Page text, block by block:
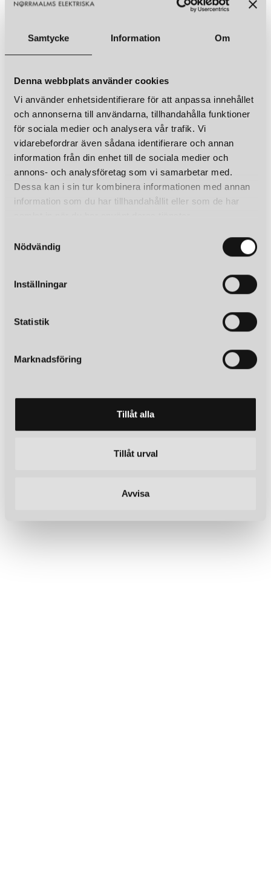
Samtycke Information Om
Denna webbplats använder cookies
Vi använder enhetsidentifierare för att anpassa innehållet
och annonserna till användarna, tillhandahålla funktioner
för sociala medier och analysera vår trafik. Vi
vidarebefordrar även sådana identifierare och annan
information från din enhet till de sociala medier och
annons- och analysföretag som vi samarbetar med.
Dessa kan i sin tur kombinera informationen med annan
information som du har tillhandahållit eller som de har
Nödvändig
Inställningar
Statistik
Marknadsföring
Tillåt alla
Tillåt urval
Avvisa